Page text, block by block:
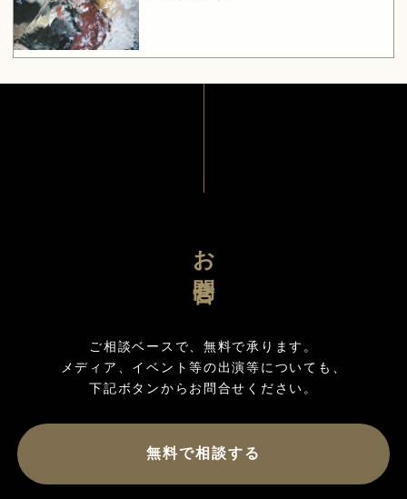
お問合せ
ご相談ベースで、無料で承ります。
メディア、イベント等の出演等についても、
無料で相談する